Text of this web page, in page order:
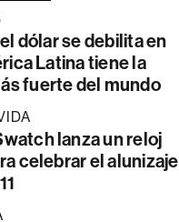
dólar se debilita en
Latina tiene la
fuerte del mundo
lanza un reloj
celebrar el alunizaje